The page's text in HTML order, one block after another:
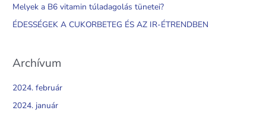
r
:
Melyek a B6 vitamin túladagolás tünetei?
ÉDESSÉGEK A CUKORBETEG ÉS AZ IR-ÉTRENDBEN
Archívum
2024. február
2024. január